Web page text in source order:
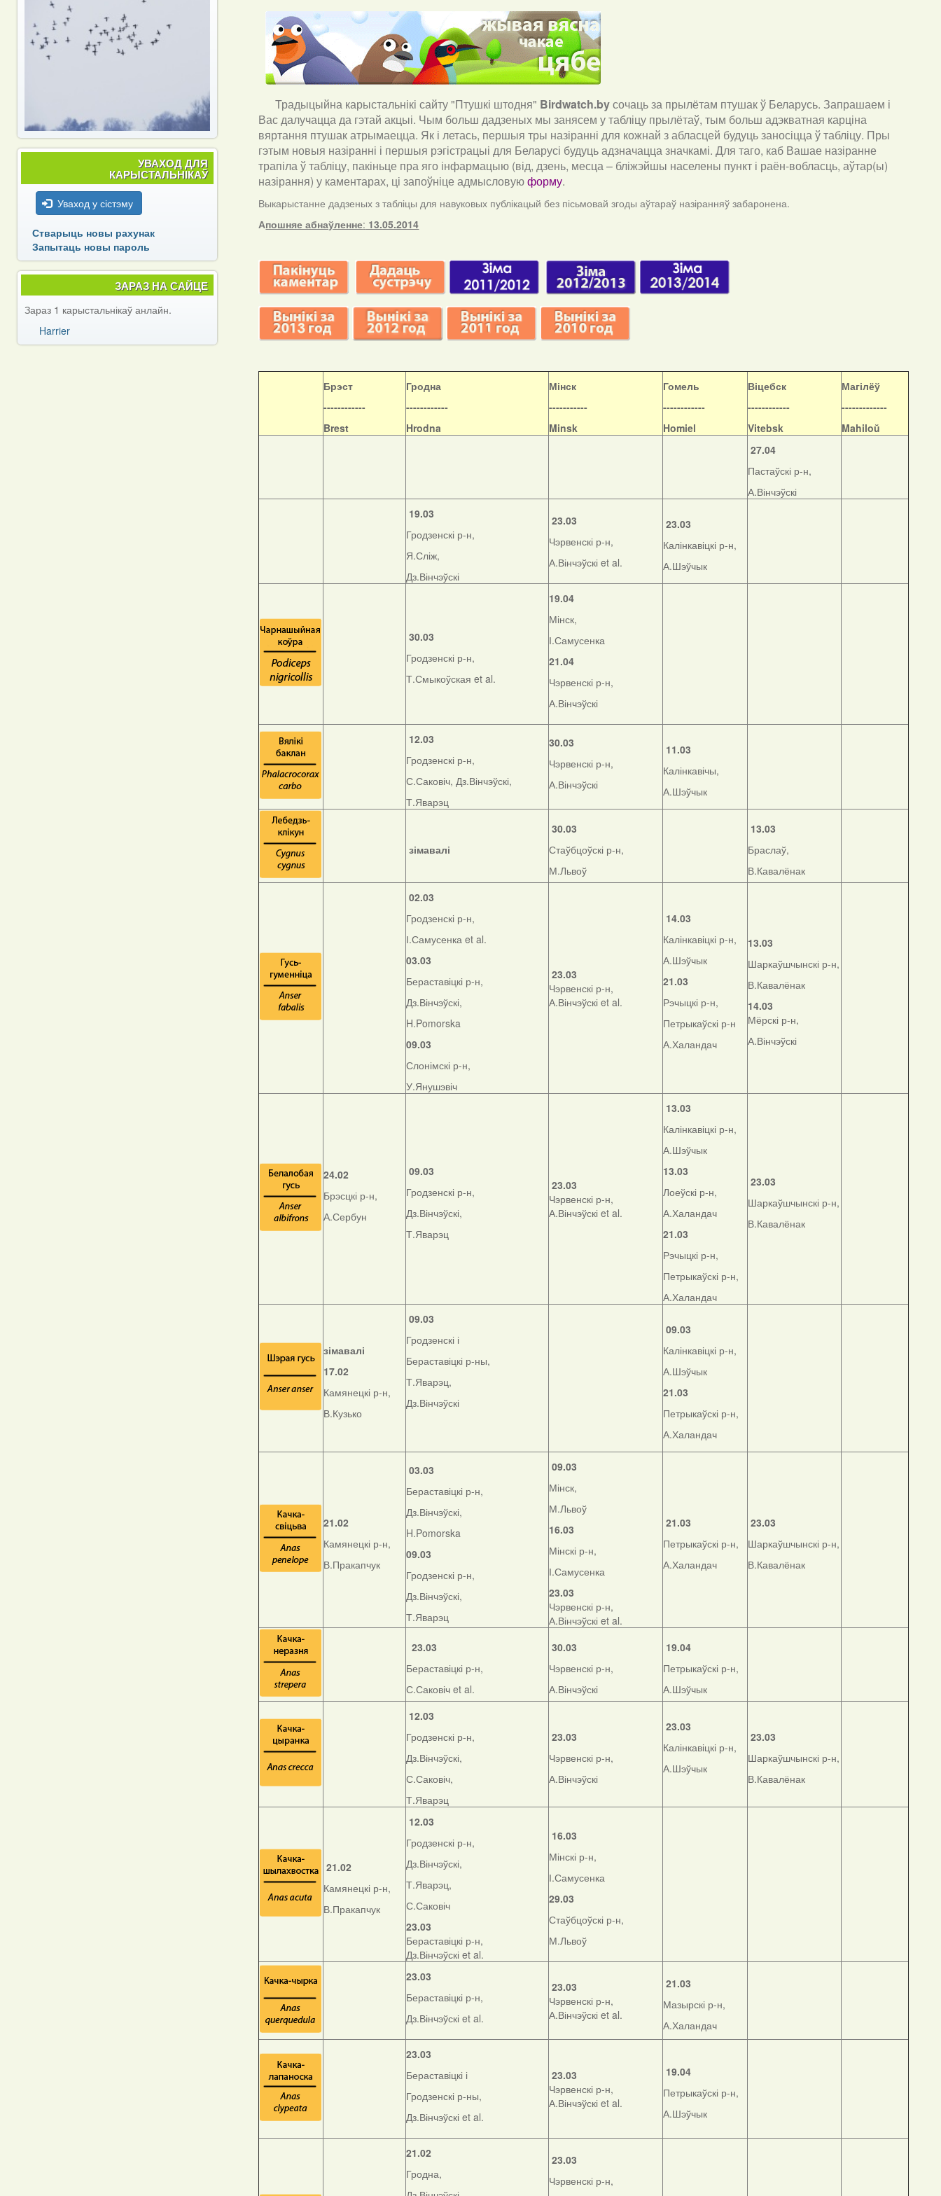
Традыцыйна карыстальнікі сайту "Птушкі штодня" Birdwatch.byсочаць за прылётам птушак ў Беларусь. Запрашаем і
Вас далучацца да гэтай акцыі. Чым больш дадзеных мы занясем у табліцу прылётаў, тым больш адэкватная карціна
вяртання птушак атрымаецца. Як і летась, першыя тры назіранні для кожнай з абласцей будуць заносіцца ў табліцу. Пры
гэтым новыя назіранні і першыя рэгістрацыі для Беларусі будуць адзначацца значкамі. Для таго, каб Вашае назіранне
трапіла ў табліцу, пакіньце пра яго інфармацыю (від, дзень, месца – бліжэйшы населены пункт і раён-вобласць, аўтар(ы)
назірання) у каментарах, ці запоўніце адмысловуюформу.
Выкарыстанне дадзеных з табліцы для навуковых публікацый без пісьмовай згоды аўтараў назіранняў забаронена.
Апошняе абнаўленне: 13.05.2014
Брэст
------------
Brest
Гродна
------------
Hrodna
Мінск
-----------
Minsk
Гомель
------------
Homiel
Віцебск
------------
Vitebsk
Магілёў
-------------
Mahiloŭ
27.04
Пастаўскі р-н,
А.Вінчэўскі
19.03
Гродзенскі р-н,
Я.Сліж,
Дз.Вінчэўскі
23.03
Чэрвенскі р-н,
А.Вінчэўскі et al.
23.03
Калінкавіцкі р-н,
А.Шэўчык
30.03
Гродзенскі р-н,
Т.Смыкоўская et al.
19.04
Мінск,
І.Самусенка
21.04
Чэрвенскі р-н,
А.Вінчэўскі
12.03
Гродзенскі р-н,
С.Саковіч, Дз.Вінчэўскі,
Т.Яварэц
30.03
Чэрвенскі р-н,
А.Вінчэўскі
11.03
Калінкавічы,
А.Шэўчык
зімавалі
30.03
Стаўбцоўскі р-н,
М.Львоў
13.03
Браслаў,
В.Кавалёнак
02.03
Гродзенскі р-н,
І.Самусенка et al.
03.03
Бераставіцкі р-н,
Дз.Вінчэўскі,
H.Pomorska
09.03
Слонімскі р-н,
У.Янушэвіч
23.03
Чэрвенскі р-н,
А.Вінчэўскі et al.
14.03
Калінкавіцкі р-н,
А.Шэўчык
21.03
Рэчыцкі р-н,
Петрыкаўскі р-н
А.Халандач
13.03
Шаркаўшчынскі р-н,
В.Кавалёнак
14.03
Мёрскі р-н,
А.Вінчэўскі
24.02
Брэсцкі р-н,
А.Сербун
09.03
Гродзенскі р-н,
Дз.Вінчэўскі,
Т.Яварэц
23.03
Чэрвенскі р-н,
А.Вінчэўскі et al.
13.03
Калінкавіцкі р-н,
А.Шэўчык
13.03
Лоеўскі р-н,
А.Халандач
21.03
Рэчыцкі р-н,
Петрыкаўскі р-н,
А.Халандач
23.03
Шаркаўшчынскі р-н,
В.Кавалёнак
зімавалі
17.02
Камянецкі р-н,
В.Кузько
09.03
Гродзенскі і
Бераставіцкі р-ны,
Т.Яварэц,
Дз.Вінчэўскі
09.03
Калінкавіцкі р-н,
А.Шэўчык
21.03
Петрыкаўскі р-н,
А.Халандач
21.02
Камянецкі р-н,
В.Пракапчук
03.03
Бераставіцкі р-н,
Дз.Вінчэўскі,
H.Pomorska
09.03
Гродзенскі р-н,
Дз.Вінчэўскі,
Т.Яварэц
09.03
Мінск,
М.Львоў
16.03
Мінскі р-н,
І.Самусенка
23.03
Чэрвенскі р-н,
А.Вінчэўскі et al.
21.03
Петрыкаўскі р-н,
А.Халандач
23.03
Шаркаўшчынскі р-н,
В.Кавалёнак
23.03
Бераставіцкі р-н,
С.Саковіч et al.
30.03
Чэрвенскі р-н,
А.Вінчэўскі
19.04
Петрыкаўскі р-н,
А.Шэўчык
12.03
Гродзенскі р-н,
Дз.Вінчэўскі,
С.Саковіч,
Т.Яварэц
23.03
Чэрвенскі р-н,
А.Вінчэўскі
23.03
Калінкавіцкі р-н,
А.Шэўчык
23.03
Шаркаўшчынскі р-н,
В.Кавалёнак
21.02
Камянецкі р-н,
В.Пракапчук
12.03
Гродзенскі р-н,
Дз.Вінчэўскі,
Т.Яварэц,
С.Саковіч
23.03
Бераставіцкі р-н,
Дз.Вінчэўскі et al.
16.03
Мінскі р-н,
І.Самусенка
29.03
Стаўбцоўскі р-н,
М.Львоў
23.03
Бераставіцкі р-н,
Дз.Вінчэўскі et al.
23.03
Чэрвенскі р-н,
А.Вінчэўскі et al.
21.03
Мазырскі р-н,
А.Халандач
23.03
Бераставіцкі і
Гродзенскі р-ны,
Дз.Вінчэўскі et al.
23.03
Чэрвенскі р-н,
А.Вінчэўскі et al.
19.04
Петрыкаўскі р-н,
А.Шэўчык
21.02
Гродна,
23.03
Чэрвенскі р-н,
УВАХОД ДЛЯ
КАРЫСТАЛЬНІКАЎ
Уваход у сістэму
Стварыць новы рахунак
Запытаць новы пароль
ЗАРАЗ НА САЙЦЕ
Зараз 1 карыстальнікаў анлайн.
Harrier